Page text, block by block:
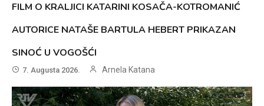
FILM O KRALJICI KATARINI KOSAČA-KOTROMANIĆ
AUTORICE NATAŠE BARTULA HEBERT PRIKAZAN
SINOĆ U VOGOŠĆI
7. Augusta 2026. Arnela Katana